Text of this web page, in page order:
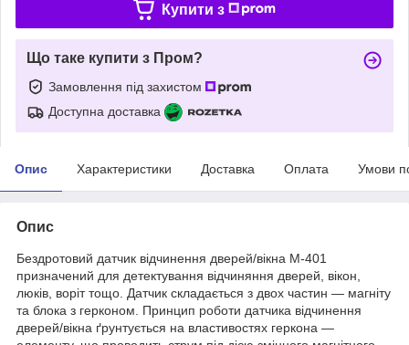
Купити з
Що таке купити з Пром?
Замовлення під захистом
Доступна доставка
Опис Характеристики Доставка Оплата Умови
Опис
Бездротовий датчик відчинення дверей/вікна М-401
призначений для детектування відчиняння дверей, вікон,
люків, воріт тощо. Датчик складається з двох частин — магніту
та блока з герконом. Принцип роботи датчика відчинення
дверей/вікна ґрунтується на властивостях геркона —